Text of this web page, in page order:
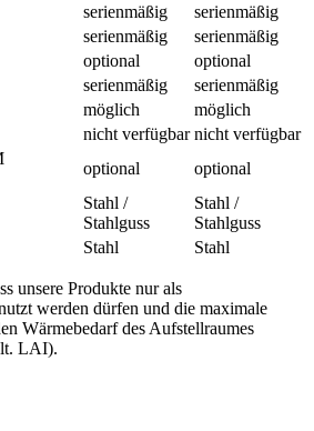
serienmäßig
serienmäßig
serienmäßig
serienmäßig
optional
optional
serienmäßig
serienmäßig
möglich
möglich
nicht verfügbar nicht verfügbar
optional optional
Stahl /
Stahlguss
Stahl /
Stahlguss
Stahl Stahl
unsere Produkte nur als
werden dürfen und die maximale
Wärmebedarf des Aufstellraumes
LAI).